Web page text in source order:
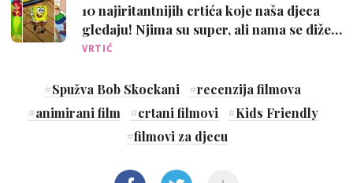
10 najiritantnijih crtića koje naša djeca
gledaju! Njima su super, ali nama se diže
kosa na glavi
VRTIĆ
#Spužva Bob Skockani #recenzija filmova
#animirani film #crtani filmovi #Kids Friendly
#filmovi za djecu